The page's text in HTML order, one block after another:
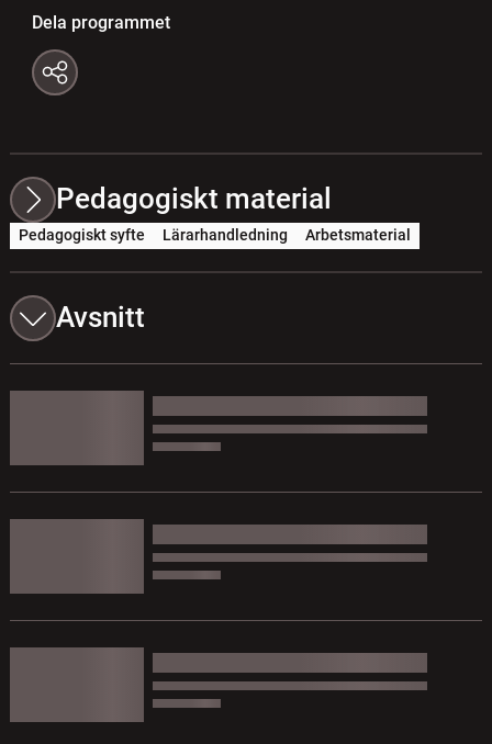
Dela programmet
Pedagogiskt material
Pedagogiskt syfte Lärarhandledning Arbetsmaterial
Avsnitt